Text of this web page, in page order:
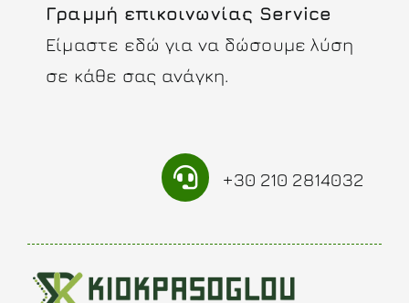
Γραμμή επικοινωνίας Service
Είμαστε εδώ για να δώσουμε λύση
σε κάθε σας ανάγκη.
+30 210 2814032